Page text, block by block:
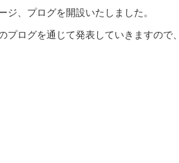
、プログを開設いたしました。
ログを通じて発表していきますので、